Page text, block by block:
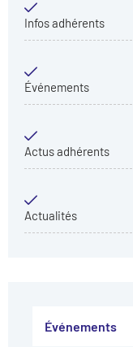
Infos adhérents
Événements
Actus adhérents
Actualités
Événements